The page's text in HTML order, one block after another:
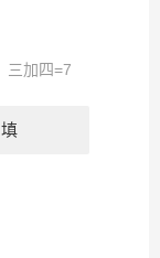
三加四=7